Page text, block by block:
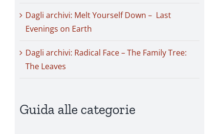
Dagli archivi: Melt Yourself Down – Last
Evenings on Earth
Dagli archivi: Radical Face – The Family Tree:
The Leaves
Guida alle categorie